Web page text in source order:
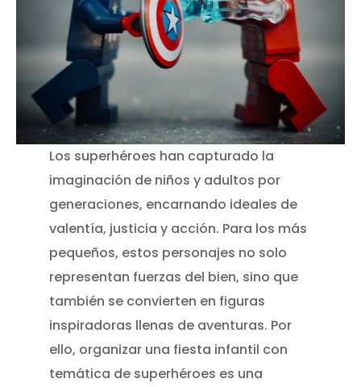
Los superhéroes han capturado la
imaginación de niños y adultos por
generaciones, encarnando ideales de
valentía, justicia y acción. Para los más
pequeños, estos personajes no solo
representan fuerzas del bien, sino que
también se convierten en figuras
inspiradoras llenas de aventuras. Por
ello, organizar una fiesta infantil con
temática de superhéroes es una